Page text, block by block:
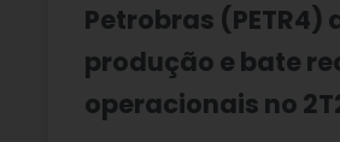
Petrobras (PETR4)
produção e bate
operacionais no